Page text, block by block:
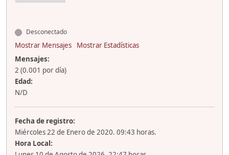
Desconectado
Mostrar Mensajes
Mostrar Estadísticas
Mensajes:
2 (0.001 por día)
Edad:
N/D
Fecha de registro:
Miércoles 22 de Enero de 2020. 09:43 horas.
Hora Local: